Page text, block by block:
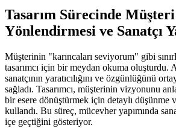
Tasarım Sürecinde Müşteri
Yönlendirmesi ve Sanatçı
Müşterinin "karıncaları seviyorum" gibi
tasarımcı için bir meydan okuma oluşturdu.
sanatçının yaratıcılığını ve özgünlüğünü
sağladı. Tasarımcı, müşterinin vizyonunu
bir esere dönüştürmek için detaylı düşünme
kullandı. Bu süreç, mücevher yapımında
içe geçtiğini gösteriyor.